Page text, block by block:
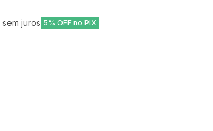
sem juros 5% OFF no PIX